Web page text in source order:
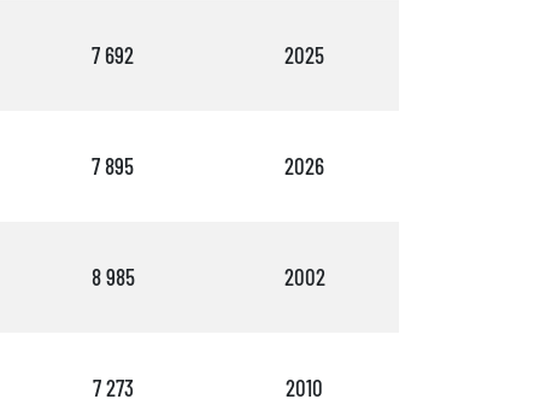
7 692 2025
7 895 2026
8 985 2002
7 273 2010